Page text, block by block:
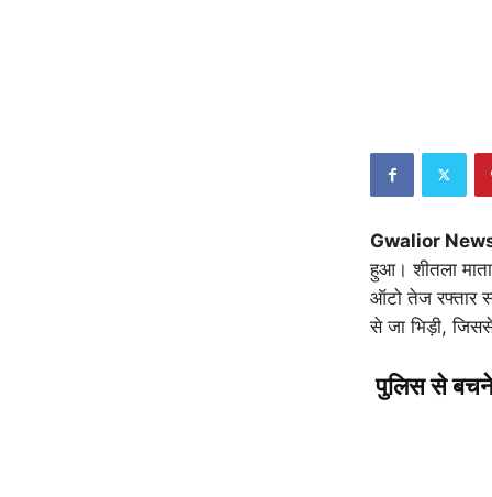
Gwalior
हुआ। शीतला
ऑटो तेज रफ्तार
से जा भिड़ी, जिससे
पुलिस से बचने